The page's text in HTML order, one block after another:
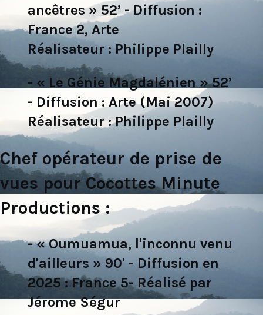
ancêtres » 52’ - Diffusion :
France 2, Arte
Réalisateur : Philippe Plailly
- « Le Génie Magdalénien » 52’
- Diffusion : Arte (Mai 2007)
Réalisateur : Philippe Plailly
Chef opérateur de prise de
vues pour Cocottes Minute
Productions :
- « Oumuamua, l'inconnu venu
d'ailleurs » 90' - Diffusion en
2025 : France 5- Réalisé par
Jérome Ségur